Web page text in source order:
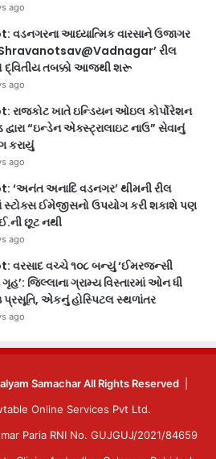
ago
વડનગરના આધ્યાત્મિક વારસાને ઉજાગર
રીલ
દ્વિતીય તબક્કો આજથી શરૂ
ago
રાજકોટ ખાતે ઇન્ડિયન ઓઇલ કોર્પોરેશન
દ્વારા “ઇન્ડેન એક્સ્ટ્રાલાઇટ નાઉ” સેવાનું
કરાયું
ago
‘અનંત અનાદિ વડનગર’ થીમની રીલ
સ્ટોક્સ ઈમેજીસનો ઉપયોગ કરી શકાશે પણ
છૂટ નથી
ago
વરસાદ વચ્ચે ૧૦૮ બન્યું ‘ઈમરજન્સી
જિલ્લાના ગ્રામ્ય વિસ્તારમાં ઓન ધી
પ્રસૂતિ, એકનું હોસ્પિટલ સ્થળાંતર
ago
Samachar All Rights Reserved
Online Services Pvt Ltd.
Paria RNI No. GUJGUJ/2021/84659